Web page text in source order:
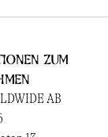
zum
AB